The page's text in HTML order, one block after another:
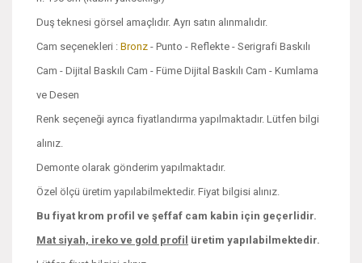
Duş teknesi görsel amaçlıdır. Ayrı satın alınmalıdır.
Cam seçenekleri : Bronz - Punto - Reflekte - Serigrafi Baskılı
Cam - Dijital Baskılı Cam - Füme Dijital Baskılı Cam - Kumlama
ve Desen
Renk seçeneği ayrıca fiyatlandırma yapılmaktadır. Lütfen bilgi
alınız.
Demonte olarak gönderim yapılmaktadır.
Özel ölçü üretim yapılabilmektedir. Fiyat bilgisi alınız.
Bu fiyat krom profil ve şeffaf cam kabin için geçerlidir.
Mat siyah, ireko ve gold profil üretim yapılabilmektedir.